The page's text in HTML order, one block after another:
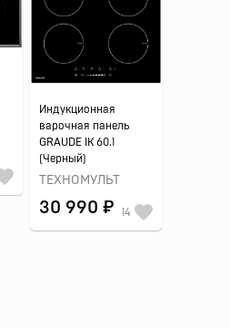
Индукционная
варочная панель
GRAUDE IK 60.1
(Черный)
ТЕХНОМУЛЬТ
30 990 ₽ 14